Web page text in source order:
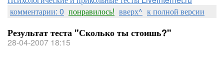
комментарии: 0 понравилось! вверх^ к полной версии
Результат теста "Сколько ты стоишь?"
28-04-2007 18:15